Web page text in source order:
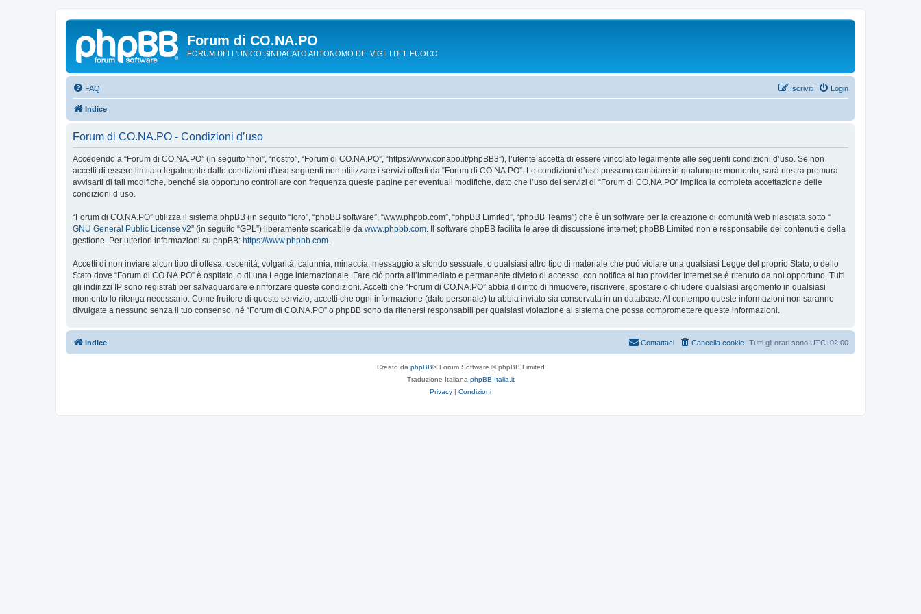
Forum di CO.NA.PO
FORUM DELL'UNICO SINDACATO AUTONOMO DEI VIGILI DEL FUOCO
FAQ Login
Iscriviti
Indice
Forum di CO.NA.PO - Condizioni d’uso
Accedendo a “Forum di CO.NA.PO” (in seguito “noi”, “nostro”, “Forum di CO.NA.PO”, “https://www.conapo.it/phpBB3”), l’utente accetta di essere vincolato legalmente alle seguenti condizioni d’uso. Se non
accetti di essere limitato legalmente dalle condizioni d’uso seguenti non utilizzare i servizi offerti da “Forum di CO.NA.PO”. Le condizioni d’uso possono cambiare in qualunque momento, sarà nostra premura
avvisarti di tali modifiche, benché sia opportuno controllare con frequenza queste pagine per eventuali modifiche, dato che l’uso dei servizi di “Forum di CO.NA.PO” implica la completa accettazione delle
condizioni d’uso.
“Forum di CO.NA.PO” utilizza il sistema phpBB (in seguito “loro”, “phpBB software”, “www.phpbb.com”, “phpBB Limited”, “phpBB Teams”) che è un software per la creazione di comunità web rilasciata sotto “
GNU General Public License v2” (in seguito “GPL”) liberamente scaricabile da www.phpbb.com . Il software phpBB facilita le aree di discussione internet; phpBB Limited non è responsabile dei contenuti e della
gestione. Per ulteriori informazioni su phpBB: https://www.phpbb.com
Accetti di non inviare alcun tipo di offesa, oscenità, volgarità, calunnia, minaccia, messaggio a sfondo sessuale, o qualsiasi altro tipo di materiale che può violare una qualsiasi Legge del proprio Stato, o dello
Stato dove “Forum di CO.NA.PO” è ospitato, o di una Legge internazionale. Fare ciò porta all’immediato e permanente divieto di accesso, con notifica al tuo provider Internet se è ritenuto da noi opportuno. Tutti
gli indirizzi IP sono registrati per salvaguardare e rinforzare queste condizioni. Accetti che “Forum di CO.NA.PO” abbia il diritto di rimuovere, riscrivere, spostare o chiudere qualsiasi argomento in qualsiasi
momento lo ritenga necessario. Come fruitore di questo servizio, accetti che ogni informazione (dato personale) tu abbia inviato sia conservata in un database. Al contempo queste informazioni non saranno
divulgate a nessuno senza il tuo consenso, né “Forum di CO.NA.PO” o phpBB sono da ritenersi responsabili per qualsiasi violazione al sistema che possa compromettere queste informazioni.
Indice Tutti gli orari sono UTC+02:00
Cancella cookie
Contattaci
Creato da phpBB® Forum Software © phpBB Limited
Traduzione Italiana phpBB-Italia.it
Privacy | Condizioni